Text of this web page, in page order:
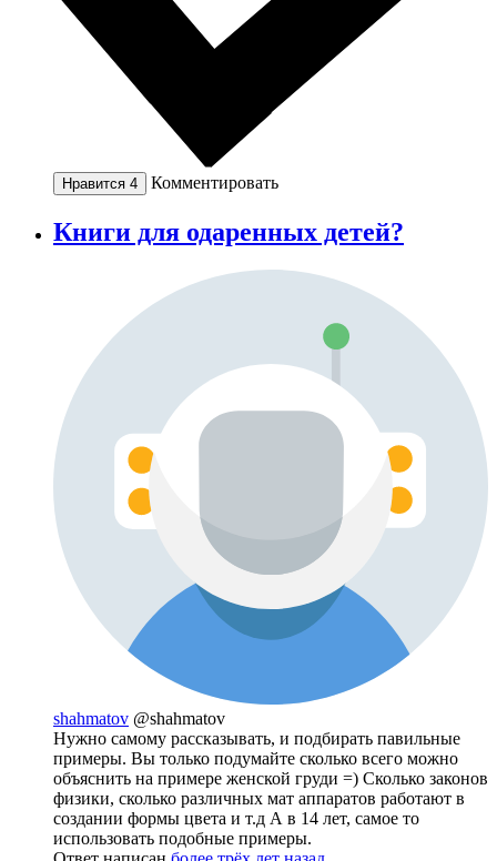
Нравится 4 Комментировать
Книги для одаренных детей?
shahmatov @shahmatov
Нужно самому рассказывать, и подбирать павильные
примеры. Вы только подумайте сколько всего можно
объяснить на примере женской груди =) Сколько законов
физики, сколько различных мат аппаратов работают в
создании формы цвета и т.д А в 14 лет, самое то
использовать подобные примеры.